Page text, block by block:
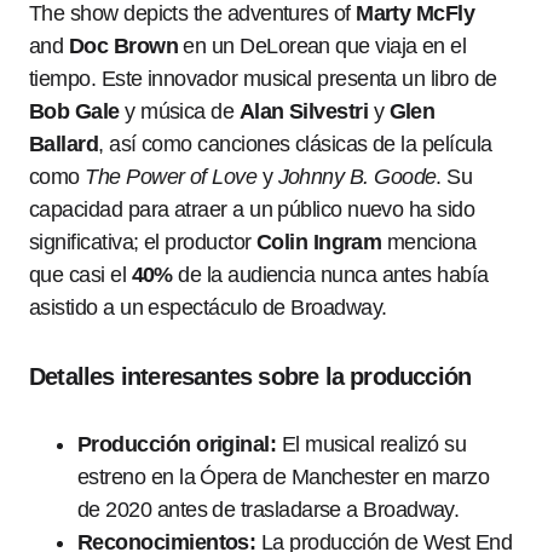
The show depicts the adventures of Marty McFly
and Doc Brownen un DeLorean que viaja en el
tiempo. Este innovador musical presenta un libro de
Bob Galey música de Alan Silvestri y Glen
Ballard, así como canciones clásicas de la película
como The Power of Lovey Johnny B. Goode. Su
capacidad para atraer a un público nuevo ha sido
significativa; el productor Colin Ingram menciona
que casi el 40%de la audiencia nunca antes había
asistido a un espectáculo de Broadway.
Detalles interesantes sobre la producción
Producción original: El musical realizó su
estreno en la Ópera de Manchester en marzo
de 2020 antes de trasladarse a Broadway.
Reconocimientos: La producción de West End